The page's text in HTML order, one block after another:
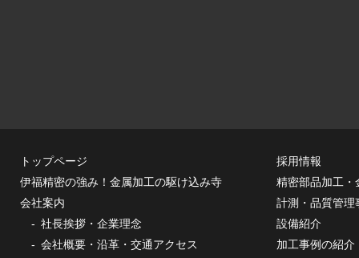
トップページ
伊福精密の強み！金属加工の駆け込み寺
会社案内
社長挨拶・企業理念
会社概要・沿革・交通アクセス
採用情報
精密部品加工・
計測・品質管理
設備紹介
加工事例の紹介